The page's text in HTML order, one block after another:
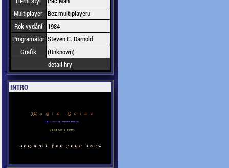
Multiplayer Bez multiplayeru
Rok vydání
1984
Programátor Steven C. Darnold
Grafik
(Unknown)
detail hry
INTRO